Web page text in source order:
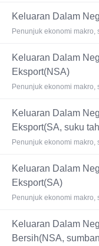
Keluaran Dalam
Penunjuk ekonomi makro,
Keluaran Dalam
Eksport(NSA)
Penunjuk ekonomi makro,
Keluaran Dalam
Eksport(SA, suku
Penunjuk ekonomi makro,
Keluaran Dalam
Eksport(SA)
Penunjuk ekonomi makro,
Keluaran Dalam
Bersih(NSA,